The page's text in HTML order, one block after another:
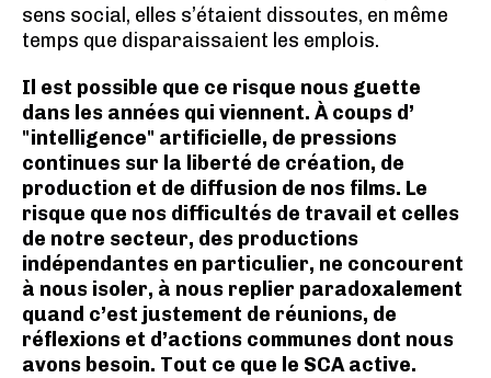
sens social, elles s’étaient dissoutes, en même
temps que disparaissaient les emplois.
Il est possible que ce risque nous guette
dans les années qui viennent. À coups d’
"intelligence" artificielle, de pressions
continues sur la liberté de création, de
production et de diffusion de nos films. Le
risque que nos difficultés de travail et celles
de notre secteur, des productions
indépendantes en particulier, ne concourent
à nous isoler, à nous replier paradoxalement
quand c’est justement de réunions, de
réflexions et d’actions communes dont nous
avons besoin. Tout ce que le SCA active.